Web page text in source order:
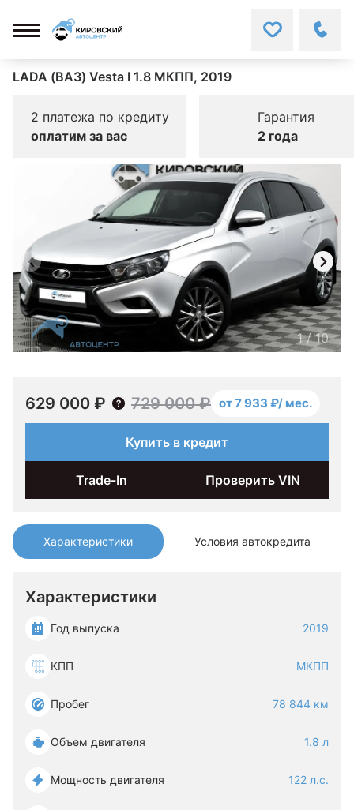
LADA (ВАЗ) Vesta I 1.8 МКПП, 2019
2 платежа по кредиту
оплатим за вас
Гарантия
2 года
Характеристики Условия автокредита
Характеристики
Год выпуска 2019
КПП МКПП
Пробег 78 844 км
Объем двигателя 1.8 л
Мощность двигателя 122 л.с.
1/10
629 000 ₽ 729 000 ₽ от 7 933 ₽/ мес.
Купить в кредит
Trade-In Проверить VIN